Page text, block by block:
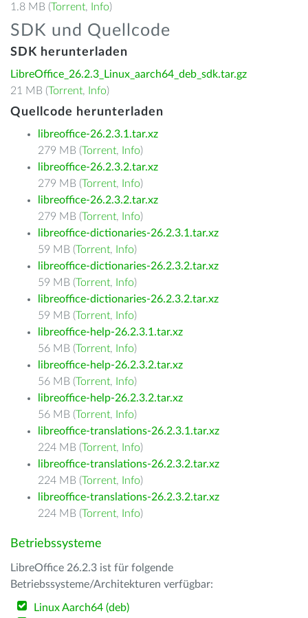
1.8 MB (Torrent, Info)
SDK und Quellcode
SDK herunterladen
LibreOffice_26.2.3_Linux_aarch64_deb_sdk.tar.gz
21 MB (Torrent, Info)
Quellcode herunterladen
libreoffice-26.2.3.1.tar.xz
279 MB (Torrent, Info)
libreoffice-26.2.3.2.tar.xz
279 MB (Torrent, Info)
libreoffice-26.2.3.2.tar.xz
279 MB (Torrent, Info)
libreoffice-dictionaries-26.2.3.1.tar.xz
59 MB (Torrent, Info)
libreoffice-dictionaries-26.2.3.2.tar.xz
59 MB (Torrent, Info)
libreoffice-dictionaries-26.2.3.2.tar.xz
59 MB (Torrent, Info)
libreoffice-help-26.2.3.1.tar.xz
56 MB (Torrent, Info)
libreoffice-help-26.2.3.2.tar.xz
56 MB (Torrent, Info)
libreoffice-help-26.2.3.2.tar.xz
56 MB (Torrent, Info)
libreoffice-translations-26.2.3.1.tar.xz
224 MB (Torrent, Info)
libreoffice-translations-26.2.3.2.tar.xz
224 MB (Torrent, Info)
libreoffice-translations-26.2.3.2.tar.xz
224 MB (Torrent, Info)
Betriebssysteme
LibreOffice 26.2.3 ist für folgende
Betriebssysteme/Architekturen verfügbar:
Linux Aarch64 (deb)